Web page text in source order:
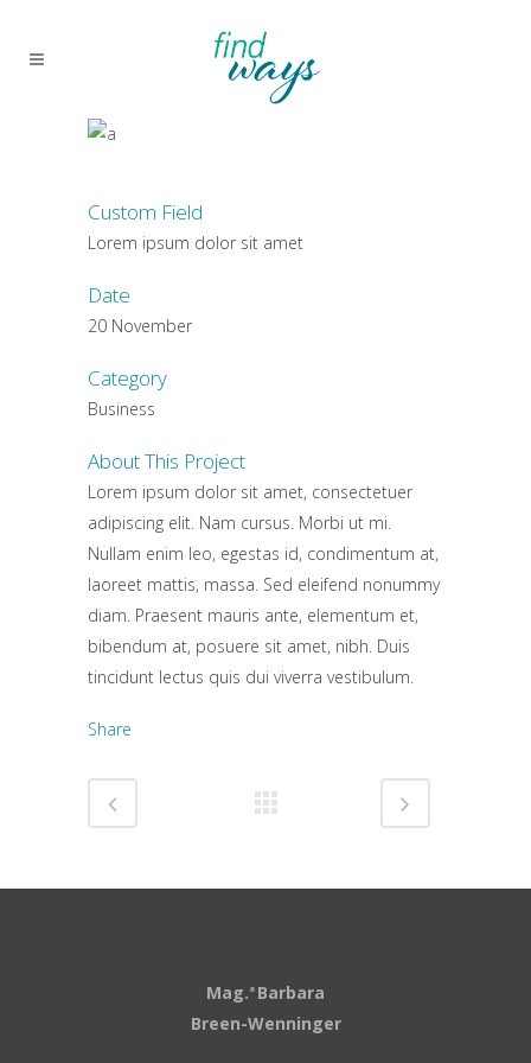
Custom Field
Lorem ipsum dolor sit amet
Date
20 November
Category
Business
About This Project
Lorem ipsum dolor sit amet, consectetuer
adipiscing elit. Nam cursus. Morbi ut mi.
Nullam enim leo, egestas id, condimentum at,
laoreet mattis, massa. Sed eleifend nonummy
diam. Praesent mauris ante, elementum et,
bibendum at, posuere sit amet, nibh. Duis
tincidunt lectus quis dui viverra vestibulum.
Share
Mag. a Barbara
Breen-Wenninger